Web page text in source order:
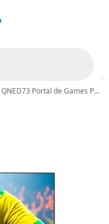
Upscaling Google Cast Integrado Controle AI Magic WebOS 25 Modo Alerta de Esportes – 75QNED73ASA